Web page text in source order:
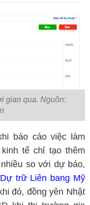
gian qua. Nguồn:
báo cáo việc làm
tế chỉ tạo thêm
so với dự báo,
trữ Liên bang Mỹ
đó, đồng yên Nhật